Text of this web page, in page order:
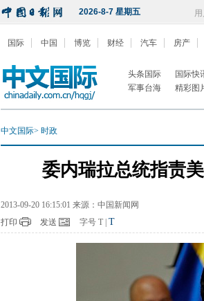
2026-8-7 星期五
国际 中国 博览 财经 汽车 房产
头条国际
国际快
军事台海
精彩图
中文国际> 时政
委内瑞拉总统指责
2013-09-20 16:15:01 来源：中国新闻网
打印 发送 字号 T T